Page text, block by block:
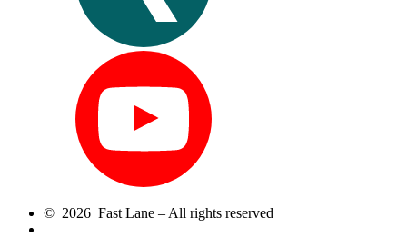
© 2026 Fast Lane – All rights reserved